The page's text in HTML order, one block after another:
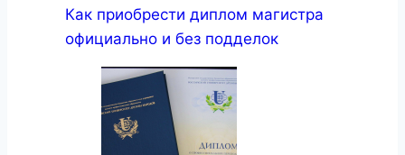
Как приобрести диплом магистра
официально и без подделок